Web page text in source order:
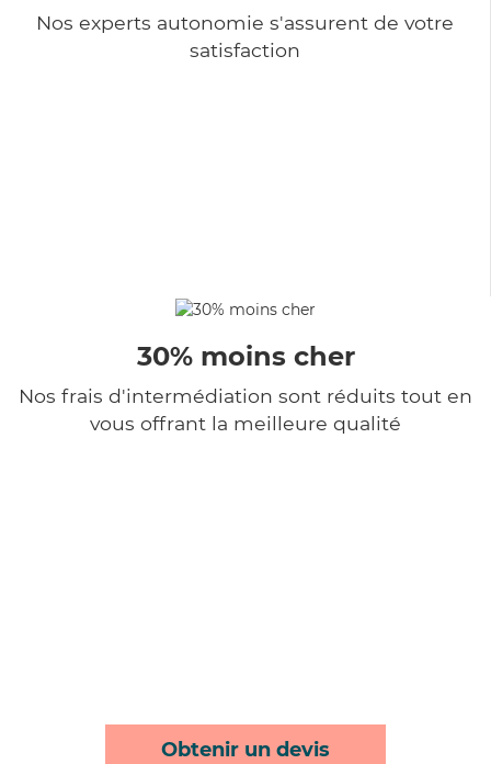
Nos experts autonomie s'assurent de votre
satisfaction
30% moins cher
Nos frais d'intermédiation sont réduits tout en
vous offrant la meilleure qualité
Obtenir un devis